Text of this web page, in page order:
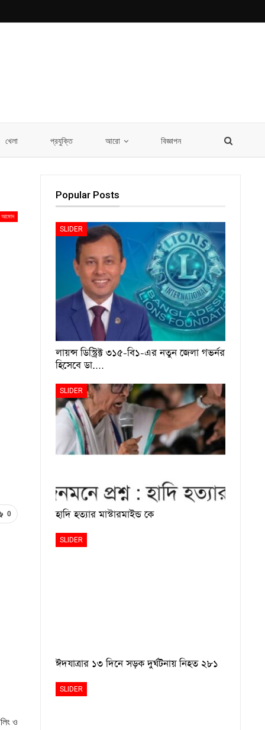
খেলা প্রযুক্তি আরো বিজ্ঞাপন
আমোদ
0
ও
Popular Posts
SLIDER
লায়ন্স ডিস্ট্রিক্ট ৩১৫-বি১-এর নতুন জেলা গভর্নর
হিসেবে ডা.…
SLIDER
হাদি হত্যার মাস্টারমাইন্ড কে
SLIDER
ঈদযাত্রার ১৩ দিনে সড়ক দুর্ঘটনায় নিহত ২৮১
SLIDER